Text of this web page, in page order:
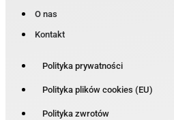
O nas
Kontakt
Polityka prywatności
Polityka plików cookies (EU)
Polityka zwrotów